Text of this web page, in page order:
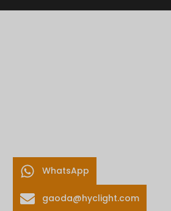
WhatsApp
gaoda@hyclight.com